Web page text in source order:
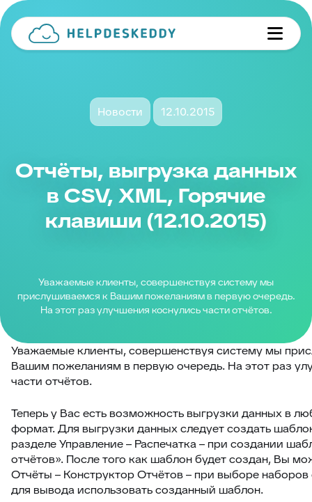
Новости 12.10.2015
Отчёты, выгрузка данных
в CSV, XML, Горячие
клавиши (12.10.2015)
Уважаемые клиенты, совершенствуя систему мы
прислушиваемся к Вашим пожеланиям в первую очередь.
На этот раз улучшения коснулись части отчётов.
Уважаемые клиенты, совершенствуя систему мы
Вашим пожеланиям в первую очередь. На этот раз
части отчётов.
Теперь у Вас есть возможность выгрузки данных в
формат. Для выгрузки данных следует создать
разделе Управление – Распечатка – при создании
отчётов». После того как шаблон будет создан, Вы
Отчёты – Конструктор Отчётов – при выборе
для вывода использовать созданный шаблон.